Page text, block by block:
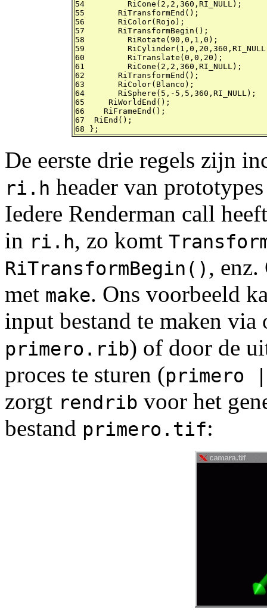
54 	   RiCone(2,2,360,RI_NULL);
55       RiTransformEnd();
56       RiColor(Rojo);
57       RiTransformBegin();
58 	   RiRotate(90,0,1,0);
59 	   RiCylinder(1,0,20,360,RI_NULL);
60 	   RiTranslate(0,0,20);
61 	   RiCone(2,2,360,RI_NULL);
62       RiTransformEnd();
63       RiColor(Blanco);
64       RiSphere(5,-5,5,360,RI_NULL);
65     RiWorldEnd();
66    RiFrameEnd();
67  RiEnd();
68 };
De eerste drie regels zijn
ri.h header van
Iedere Renderman call
in ri.h, zo komt
RiTransformBegin() , enz.
met make. Ons voorbeeld
input bestand te maken
primero.rib) of door de
proces te sturen (primero
zorgt rendrib voor het
bestand primero.tif: